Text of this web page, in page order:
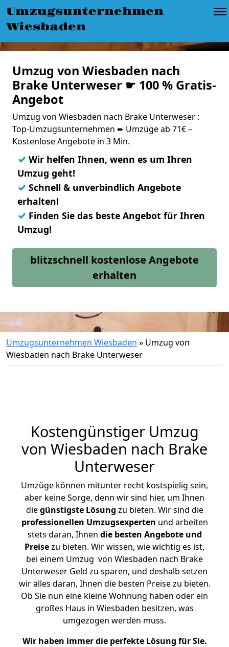
Umzugsunternehmen
Wiesbaden
Umzug von Wiesbaden nach
Brake Unterweser ☛ 100 % Gratis-
Angebot
Umzug von Wiesbaden nach Brake Unterweser :
Top-Umzugsunternehmen ➨ Umzüge ab 71€ –
Kostenlose Angebote in 3 Min.
✓ Wir helfen Ihnen, wenn es um Ihren
Umzug geht!
✓ Schnell & unverbindlich Angebote
erhalten!
✓ Finden Sie das beste Angebot für Ihren
Umzug!
blitzschnell kostenlose Angebote
erhalten
Umzugsunternehmen Wiesbaden » Umzug von
Wiesbaden nach Brake Unterweser
Kostengünstiger Umzug
von Wiesbaden nach Brake
Unterweser
Umzüge können mitunter recht kostspielig sein,
aber keine Sorge, denn wir sind hier, um Ihnen
diegünstigste Lösung zu bieten. Wir sind die
professionellen Umzugsexperten und arbeiten
stets daran, Ihnen die besten Angebote und
Preisezu bieten. Wir wissen, wie wichtig es ist,
bei einem Umzug von Wiesbaden nach Brake
Unterweser Geld zu sparen, und deshalb setzen
wir alles daran, Ihnen die besten Preise zu bieten.
Ob Sie nun eine kleine Wohnung haben oder ein
großes Haus in Wiesbaden besitzen, was
umgezogen werden muss.
Wir haben immer die perfekte Lösung für Sie.